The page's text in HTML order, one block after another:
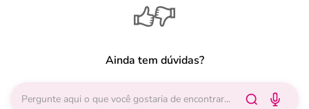
Ainda tem dúvidas?